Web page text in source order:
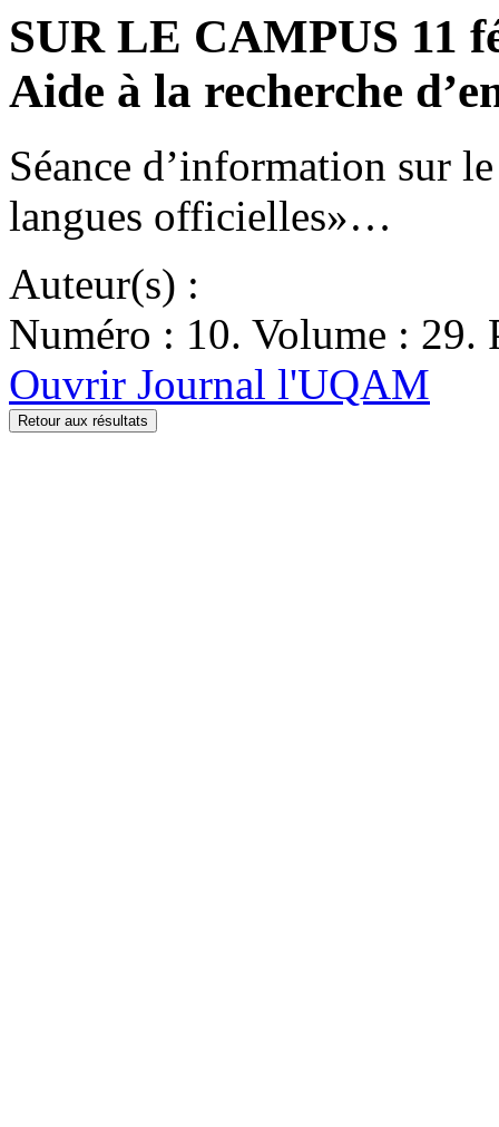
SUR LE CAMPUS 11
Aide à la recherche
Séance d’information sur
langues officielles»…
Auteur(s) :
Numéro : 10. Volume : 29.
Ouvrir Journal l'UQAM
Retour aux résultats